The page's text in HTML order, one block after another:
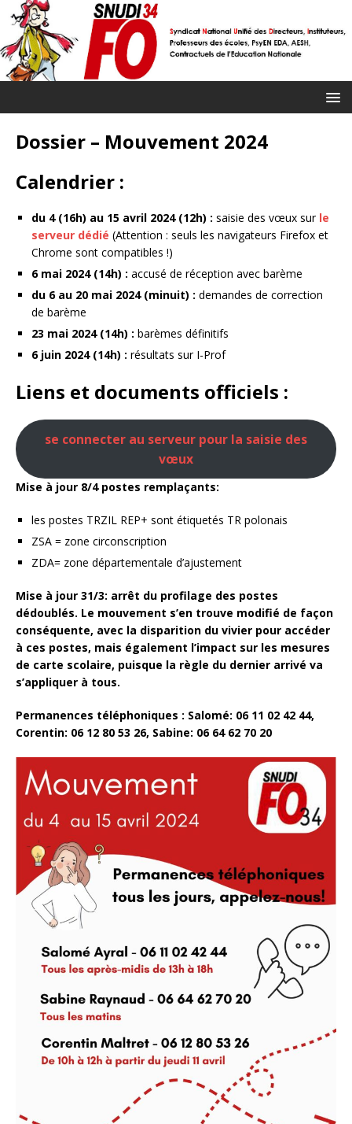
Dossier – Mouvement 2024
Calendrier :
du 4 (16h) au 15 avril 2024 (12h) : saisie des vœux sur le
serveur dédié (Attention : seuls les navigateurs Firefox et
Chrome sont compatibles !)
6 mai 2024 (14h) : accusé de réception avec barème
du 6 au 20 mai 2024 (minuit) : demandes de correction
de barème
23 mai 2024 (14h) : barèmes définitifs
6 juin 2024 (14h) : résultats sur I-Prof
Liens et documents officiels :
se connecter au serveur pour la saisie des
vœux
Mise à jour 8/4 postes remplaçants:
les postes TRZIL REP+ sont étiquetés TR polonais
ZSA = zone circonscription
ZDA= zone départementale d’ajustement
Mise à jour 31/3: arrêt du profilage des postes
dédoublés. Le mouvement s’en trouve modifié de façon
conséquente, avec la disparition du vivier pour accéder
à ces postes, mais également l’impact sur les mesures
de carte scolaire, puisque la règle du dernier arrivé va
s’appliquer à tous.
Permanences téléphoniques : Salomé: 06 11 02 42 44,
Corentin: 06 12 80 53 26, Sabine: 06 64 62 70 20